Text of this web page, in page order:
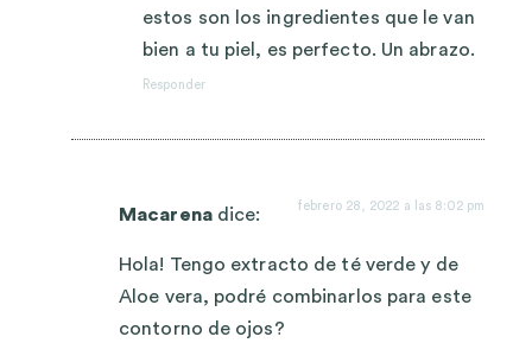
estos son los ingredientes que le van
bien a tu piel, es perfecto. Un abrazo.
Responder
Macarena dice: febrero 28, 2022 a las 8:02 pm
Hola! Tengo extracto de té verde y de
Aloe vera, podré combinarlos para este
contorno de ojos?